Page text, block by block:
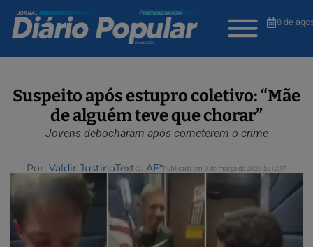
8 de
Suspeito após estupro coletivo: “Mãe
de alguém teve que chorar”
Jovens debocharam após cometerem o crime
Por: Valdir JustinoTexto: AE*Publicada em 9 de março de 2026 às 12:17